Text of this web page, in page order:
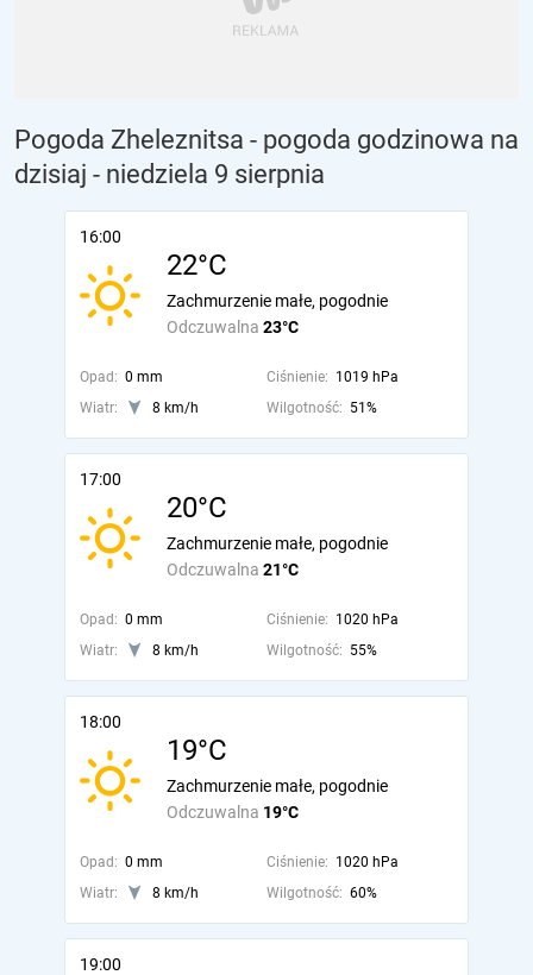
Pogoda Zheleznitsa - pogoda godzinowa na
dzisiaj - niedziela 9 sierpnia
16:00
22°C
Odczuwalna 23°C
Zachmurzenie małe, pogodnie
Opad: 0 mm Ciśnienie: 1019 hPa
Wiatr:
8 km/h Wilgotność: 51%
17:00
20°C
Odczuwalna 21°C
Zachmurzenie małe, pogodnie
Opad: 0 mm Ciśnienie: 1020 hPa
Wiatr:
8 km/h Wilgotność: 55%
18:00
19°C
Odczuwalna 19°C
Zachmurzenie małe, pogodnie
Opad: 0 mm Ciśnienie: 1020 hPa
Wiatr:
8 km/h Wilgotność: 60%
19:00